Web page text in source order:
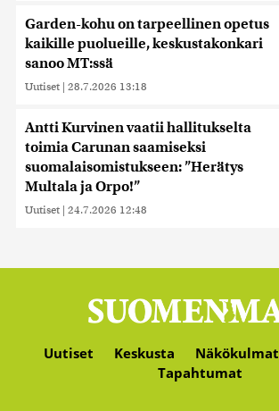
Garden-kohu on tarpeellinen opetus
kaikille puolueille, keskustakonkari
sanoo MT:ssä
Uutiset | 28.7.2026 13:18
Antti Kurvinen vaatii hallitukselta
toimia Carunan saamiseksi
suomalaisomistukseen: ”Herätys
Multala ja Orpo!”
Uutiset | 24.7.2026 12:48
Uutiset Keskusta Näkökulmat
Tapahtumat